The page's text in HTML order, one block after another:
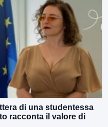
di una studentessa
racconta il valore di